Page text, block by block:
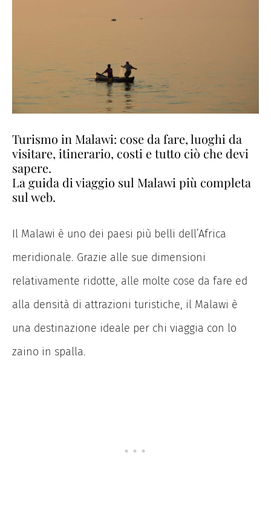
Turismo in Malawi: cose da fare, luoghi da
visitare, itinerario, costi e tutto ciò che devi
sapere.
La guida di viaggio sul Malawi più completa
sul web.
Il Malawi è uno dei paesi più belli dell’Africa
meridionale. Grazie alle sue dimensioni
relativamente ridotte, alle molte cose da fare ed
alla densità di attrazioni turistiche, il Malawi è
una destinazione ideale per chi viaggia con lo
zaino in spalla.